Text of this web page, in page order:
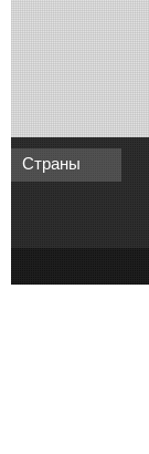
Страны